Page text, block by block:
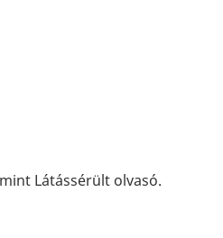
Látássérült olvasó.